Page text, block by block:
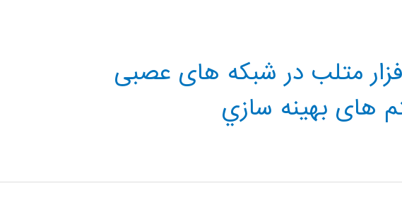
افزار متلب در شبکه های عصبی
های بهينه سازي